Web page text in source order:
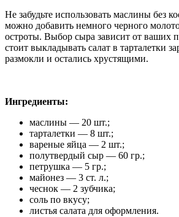
Не забудьте использовать маслины без
можно добавить немного черного
остроты. Выбор сыра зависит от ваших
стоит выкладывать салат в тарталетки
размокли и остались хрустящими.
Ингредиенты:
маслины — 20 шт.;
тарталетки — 8 шт.;
вареные яйца — 2 шт.;
полутвердый сыр — 60 гр.;
петрушка — 5 гр.;
майонез — 3 ст. л.;
чеснок — 2 зубчика;
соль по вкусу;
листья салата для оформления.